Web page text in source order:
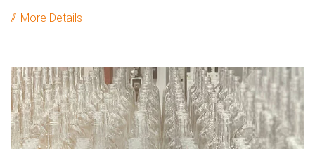
More Details